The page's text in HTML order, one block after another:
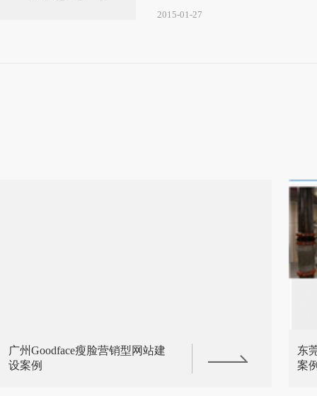
2015-01-27
广州Goodface瘦脸营销型网站建
设案例
东
案